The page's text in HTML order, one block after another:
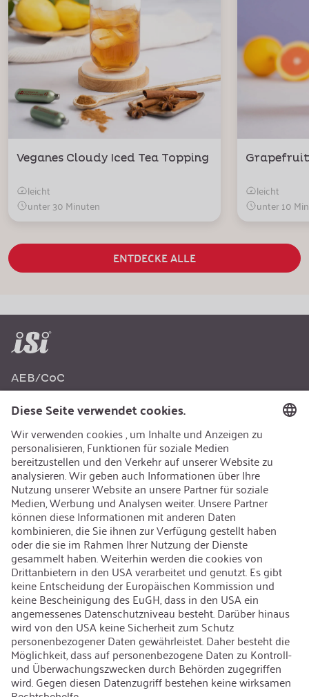
Veganes Cloudy Iced Tea Topping
leicht
unter 30 Minuten
leicht
unter 10
ENTDECKE ALLE
AEB/CoC
Nachhaltigkeit
Recycling
Nachhaltigkeit
Karriere
Offene Jobs
Kontakt
iSi Group
Produktkatalog
Garantieerweiterung
Unternehmenspolitik
Hinweisgebersystem
Code of Conduct